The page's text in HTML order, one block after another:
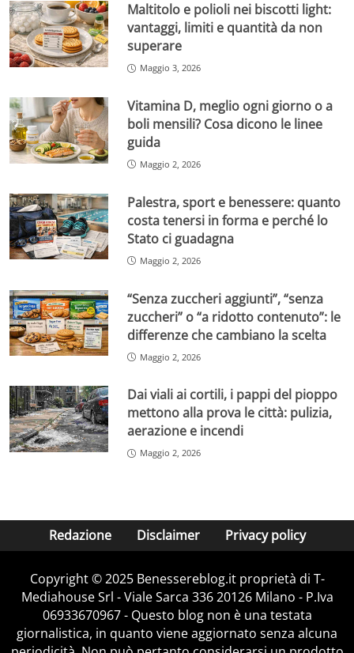
Maltitolo e polioli nei biscotti light:
vantaggi, limiti e quantità da non
superare
Maggio 3, 2026
Vitamina D, meglio ogni giorno o a
boli mensili? Cosa dicono le linee
guida
Maggio 2, 2026
Palestra, sport e benessere: quanto
costa tenersi in forma e perché lo
Stato ci guadagna
Maggio 2, 2026
“Senza zuccheri aggiunti”, “senza
zuccheri” o “a ridotto contenuto”: le
differenze che cambiano la scelta
Maggio 2, 2026
Dai viali ai cortili, i pappi del pioppo
mettono alla prova le città: pulizia,
aerazione e incendi
Maggio 2, 2026
Redazione Disclaimer Privacy policy
Copyright © 2025 Benessereblog.it proprietà di T-
Mediahouse Srl - Viale Sarca 336 20126 Milano - P.Iva
06933670967 - Questo blog non è una testata
giornalistica, in quanto viene aggiornato senza alcuna